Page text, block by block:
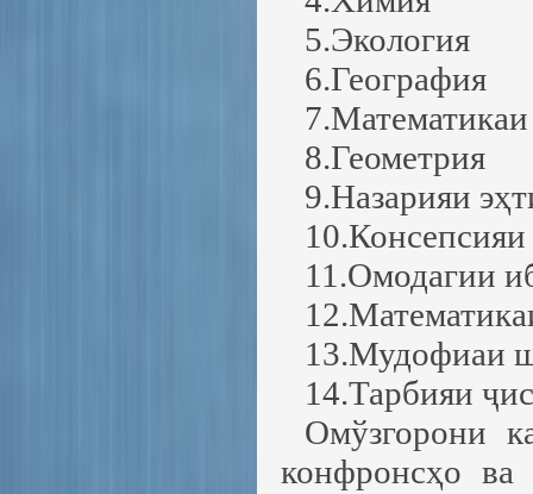
5.Экология
6.География
8.Геометрия
9.Назарияи
11.Омодагии
13.Мудофиаи
14.Тарбияи
Омўзгорони
конфронсҳо